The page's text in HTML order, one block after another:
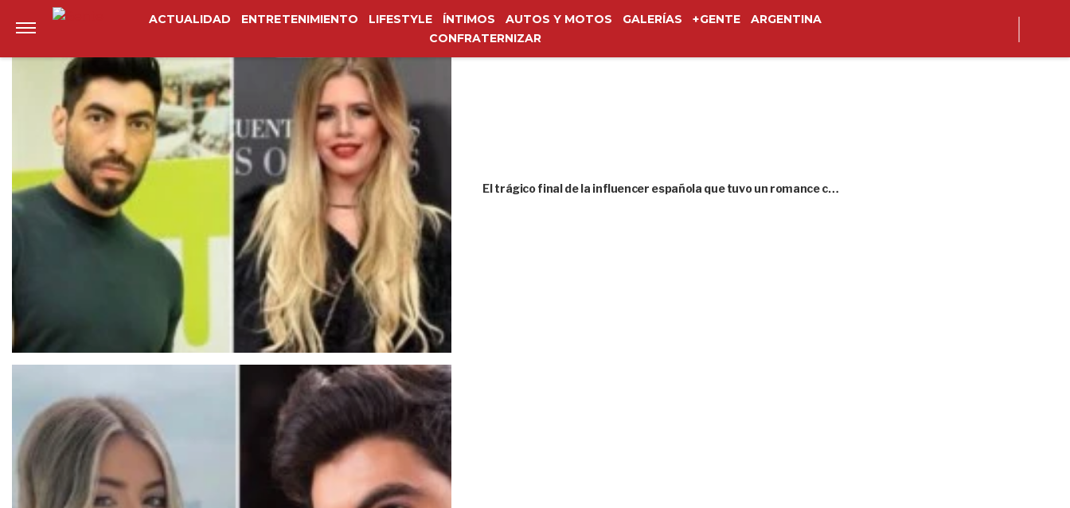
ACTUALIDAD ENTRETENIMIENTO LIFESTYLE ÍNTIMOS AUTOS Y MOTOS GALERÍAS +GENTE
ARGENTINA
CONFRATERNIZAR
Anterior
El trágico final de la influencer española que tuvo un romance c…
Siguiente